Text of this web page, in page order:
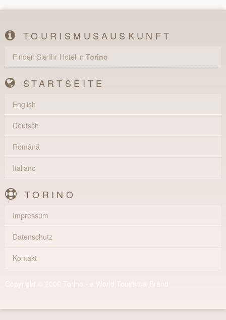
TOURISMUSAUSKUNFT
Finden Sie Ihr Hotel in Torino
STARTSEITE
English
Deutsch
Română
Italiano
TORINO
Impressum
Datenschutz
Kontakt